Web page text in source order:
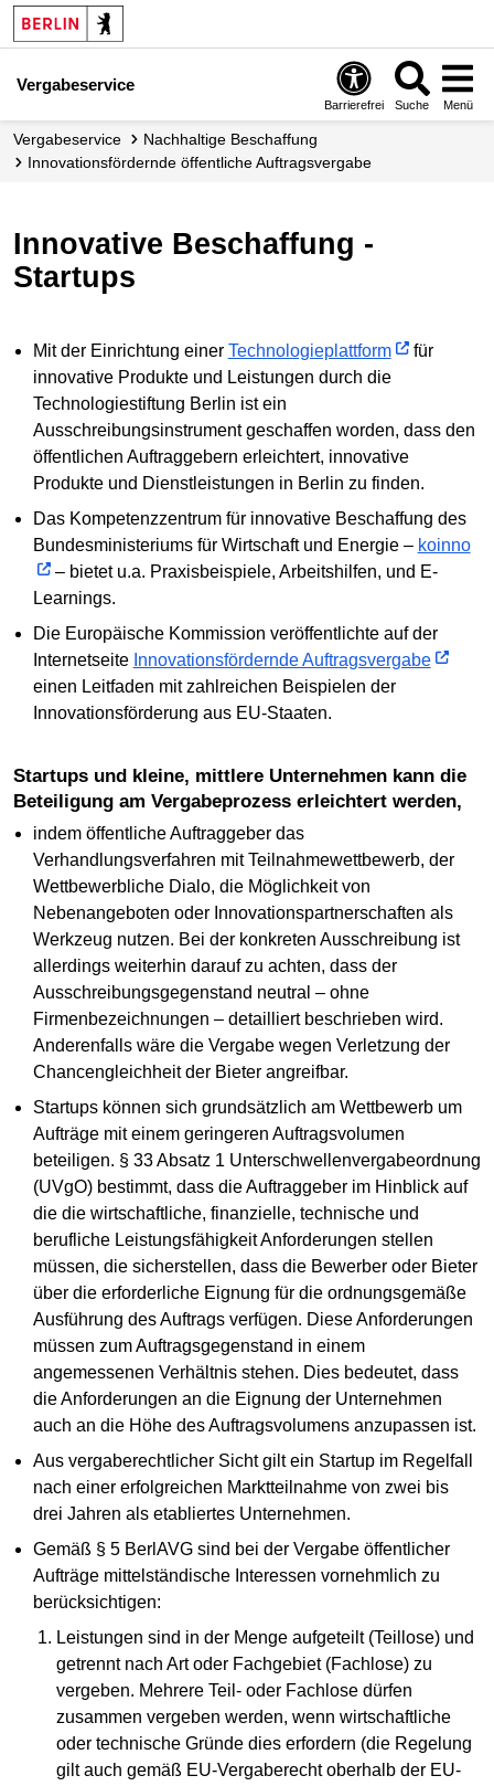
Vergabeservice
Barrierefrei Suche Menü
Vergabeservice
Nachhaltige Beschaffung
Innovationsfördernde öffentliche Auftragsvergabe
Innovative Beschaffung -
Startups
Mit der Einrichtung einer Technologieplattform
für
innovative Produkte und Leistungen durch die
Technologiestiftung Berlin ist ein
Ausschreibungsinstrument geschaffen worden, dass den
öffentlichen Auftraggebern erleichtert, innovative
Produkte und Dienstleistungen in Berlin zu finden.
Das Kompetenzzentrum für innovative Beschaffung des
Bundesministeriums für Wirtschaft und Energie – koinno
– bietet u.a. Praxisbeispiele, Arbeitshilfen, und E-
Learnings.
Die Europäische Kommission veröffentlichte auf der
Internetseite Innovationsfördernde Auftragsvergabe
einen Leitfaden mit zahlreichen Beispielen der
Innovationsförderung aus EU-Staaten.
Startups und kleine, mittlere Unternehmen kann die
Beteiligung am Vergabeprozess erleichtert werden,
indem öffentliche Auftraggeber das
Verhandlungsverfahren mit Teilnahmewettbewerb, der
Wettbewerbliche Dialo, die Möglichkeit von
Nebenangeboten oder Innovationspartnerschaften als
Werkzeug nutzen. Bei der konkreten Ausschreibung ist
allerdings weiterhin darauf zu achten, dass der
Ausschreibungsgegenstand neutral – ohne
Firmenbezeichnungen – detailliert beschrieben wird.
Anderenfalls wäre die Vergabe wegen Verletzung der
Chancengleichheit der Bieter angreifbar.
Startups können sich grundsätzlich am Wettbewerb um
Aufträge mit einem geringeren Auftragsvolumen
beteiligen. § 33 Absatz 1 Unterschwellenvergabeordnung
(UVgO) bestimmt, dass die Auftraggeber im Hinblick auf
die die wirtschaftliche, finanzielle, technische und
berufliche Leistungsfähigkeit Anforderungen stellen
müssen, die sicherstellen, dass die Bewerber oder Bieter
über die erforderliche Eignung für die ordnungsgemäße
Ausführung des Auftrags verfügen. Diese Anforderungen
müssen zum Auftragsgegenstand in einem
angemessenen Verhältnis stehen. Dies bedeutet, dass
die Anforderungen an die Eignung der Unternehmen
auch an die Höhe des Auftragsvolumens anzupassen ist.
Aus vergaberechtlicher Sicht gilt ein Startup im Regelfall
nach einer erfolgreichen Marktteilnahme von zwei bis
drei Jahren als etabliertes Unternehmen.
Gemäß § 5 BerlAVG sind bei der Vergabe öffentlicher
Aufträge mittelständische Interessen vornehmlich zu
berücksichtigen:
Leistungen sind in der Menge aufgeteilt (Teillose) und
getrennt nach Art oder Fachgebiet (Fachlose) zu
vergeben. Mehrere Teil- oder Fachlose dürfen
zusammen vergeben werden, wenn wirtschaftliche
oder technische Gründe dies erfordern (die Regelung
gilt auch gemäß EU-Vergaberecht oberhalb der EU-